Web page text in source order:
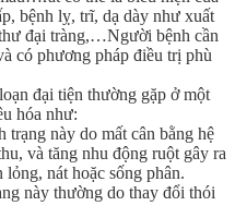
bệnh lỵ, trĩ, dạ dày như xuất
đại tràng,…Người bệnh cần
có phương pháp điều trị phù
đại tiện thường gặp ở một
hóa như:
này do mất cân bằng hệ
và tăng nhu động ruột gây ra
nát hoặc sống phân.
này thường do thay đổi thói